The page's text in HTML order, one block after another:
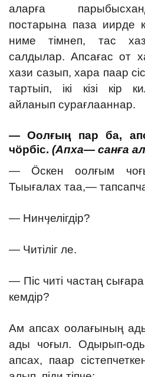
аларға
постарына паза иирде
ниме тімнеп, тас
салдылар. Апсағас от
хази сазып, хара паар
тартыіп, ікі кізі кір
айланып сурағлааннар.
— Оолғың пар ба,
чӧрбіс. (Апха— санға
— Ӧскен оолғым
Тыығалах таа,— тапсапча
— Нинӌелігдір?
— Читіліг ле.
— Піс читі частаң
кемдір?
Ам апсах оолағының
ады чоғыл. Одырып-
апсах, паар